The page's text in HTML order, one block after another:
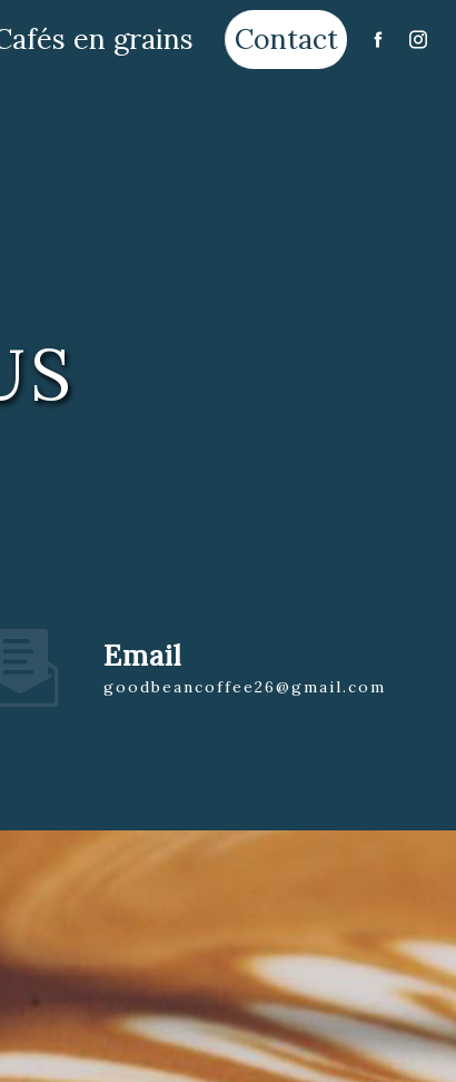
en grains Contact
Email
goodbeancoffee26@gmail.com